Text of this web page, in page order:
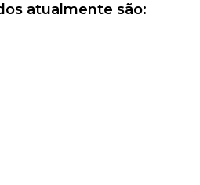
atualmente são: